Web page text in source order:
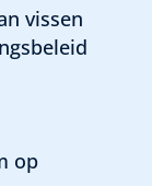
vissen
op